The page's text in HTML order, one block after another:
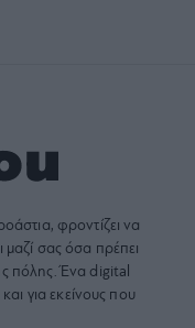
, φροντίζει να
μαζί σας όσα πρέπει
πόλης. Ένα digital
για εκείνους που